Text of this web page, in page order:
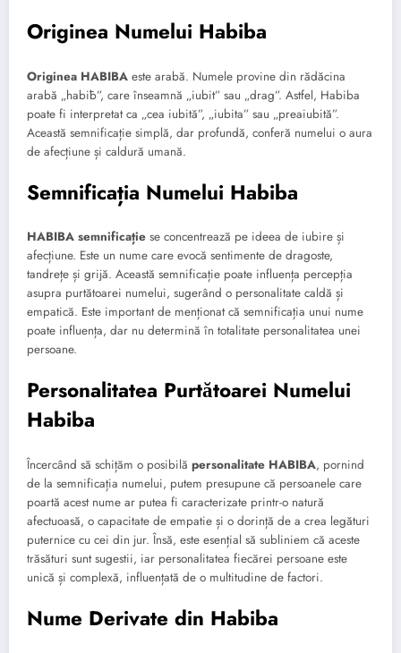
Originea Numelui Habiba
Originea HABIBA este arabă. Numele provine din rădăcina
arabă „habīb”, care înseamnă „iubit” sau „drag”. Astfel, Habiba
poate fi interpretat ca „cea iubită”, „iubita” sau „preaiubită”.
Această semnificație simplă, dar profundă, conferă numelui o aura
de afecțiune și caldură umană.
Semnificația Numelui Habiba
HABIBA semnificație se concentrează pe ideea de iubire și
afecțiune. Este un nume care evocă sentimente de dragoste,
tandrețe și grijă. Această semnificație poate influența percepția
asupra purtătoarei numelui, sugerând o personalitate caldă și
empatică. Este important de menționat că semnificația unui nume
poate influența, dar nu determină în totalitate personalitatea unei
persoane.
Personalitatea Purtătoarei Numelui
Habiba
Încercând să schițăm o posibilă personalitate HABIBA, pornind
de la semnificația numelui, putem presupune că persoanele care
poartă acest nume ar putea fi caracterizate printr-o natură
afectuoasă, o capacitate de empatie și o dorință de a crea legături
puternice cu cei din jur. Însă, este esențial să subliniem că aceste
trăsături sunt sugestii, iar personalitatea fiecărei persoane este
unică și complexă, influențată de o multitudine de factori.
Nume Derivate din Habiba